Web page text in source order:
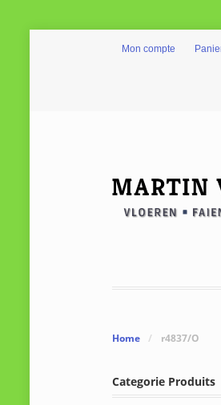
Mon compte
Home / r4837/O
Categorie Produits